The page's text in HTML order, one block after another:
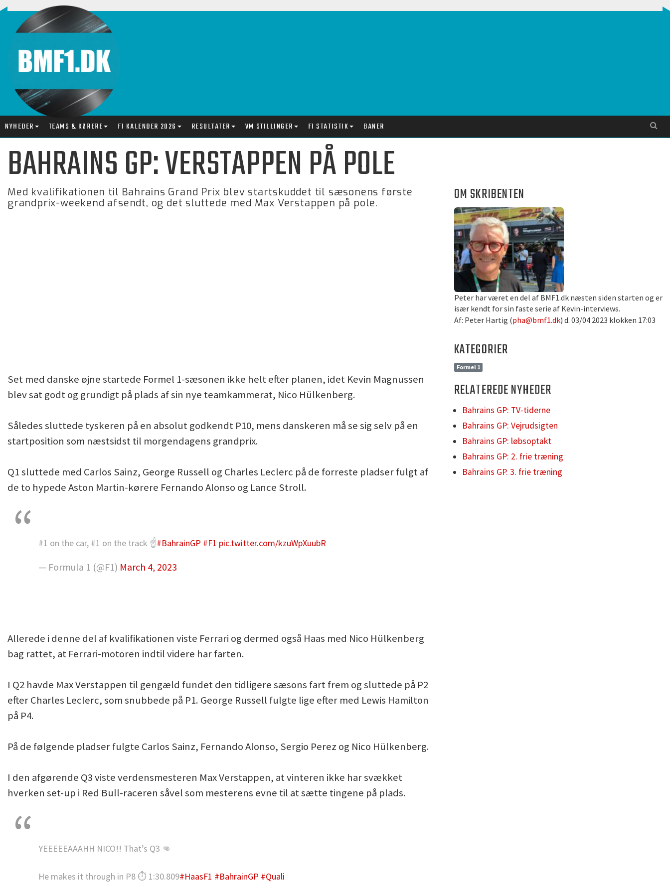
NYHEDER TEAMS & KØRERE F1 KALENDER 2026 RESULTATER VM STILLINGER F1 STATISTIK BANER
BAHRAINS GP: VERSTAPPEN PÅ POLE
Med kvalifikationen til Bahrains Grand Prix blev startskuddet til sæsonens første
grandprix-weekend afsendt, og det sluttede med Max Verstappen på pole.
OM SKRIBENTEN
Peter har været en del af BMF1.dk næsten siden starten og er
især kendt for sin faste serie af Kevin-interviews.
Af: Peter Hartig (pha@bmf1.dk) d. 03/04 2023 klokken 17:03
KATEGORIER
Formel 1
Set med danske øjne startede Formel 1-sæsonen ikke helt efter planen, idet Kevin Magnussen
blev sat godt og grundigt på plads af sin nye teamkammerat, Nico Hülkenberg.
Således sluttede tyskeren på en absolut godkendt P10, mens danskeren må se sig selv på en
startposition som næstsidst til morgendagens grandprix.
Q1 sluttede med Carlos Sainz, George Russell og Charles Leclerc på de forreste pladser fulgt af
de to hypede Aston Martin-kørere Fernando Alonso og Lance Stroll.
#1 on the car, #1 on the track ☝️#BahrainGP #F1 pic.twitter.com/kzuWpXuubR
— Formula 1 (@F1) March 4, 2023
Allerede i denne del af kvalifikationen viste Ferrari og dermed også Haas med Nico Hülkenberg
bag rattet, at Ferrari-motoren indtil videre har farten.
I Q2 havde Max Verstappen til gengæld fundet den tidligere sæsons fart frem og sluttede på P2
efter Charles Leclerc, som snubbede på P1. George Russell fulgte lige efter med Lewis Hamilton
på P4.
På de følgende pladser fulgte Carlos Sainz, Fernando Alonso, Sergio Perez og Nico Hülkenberg.
I den afgørende Q3 viste verdensmesteren Max Verstappen, at vinteren ikke har svækket
hverken set-up i Red Bull-raceren såvel som mesterens evne til at sætte tingene på plads.
YEEEEEAAAHH NICO!! That’s Q3 👊
He makes it through in P8 ⏱️ 1:30.809#HaasF1 #BahrainGP #Quali
RELATEREDE NYHEDER
Bahrains GP: TV-tiderne
Bahrains GP: Vejrudsigten
Bahrains GP: løbsoptakt
Bahrains GP: 2. frie træning
Bahrains GP. 3. frie træning